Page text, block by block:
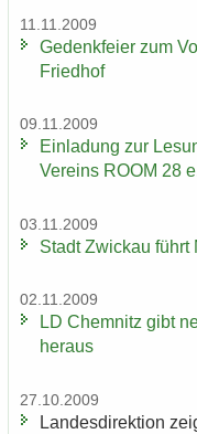
11.11.2009
Ge­denk­fei­er zum
Fried­hof
09.11.2009
Ein­la­dung zur
Ver­eins ROOM 28
03.11.2009
Stadt Zwi­ckau führt
02.11.2009
LD Chem­nitz gibt
her­aus
27.10.2009
Lan­des­di­rek­ti­on